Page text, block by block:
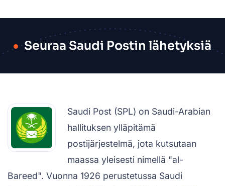
Seuraa Saudi Postin lähetyksiä
Saudi Post (SPL) on Saudi-Arabian
hallituksen ylläpitämä
postijärjestelmä, jota kutsutaan
maassa yleisesti nimellä "al-
Bareed". Vuonna 1926 perustetussa Saudi